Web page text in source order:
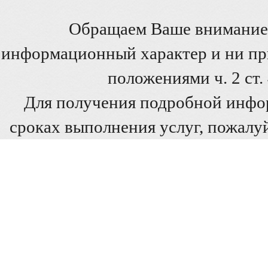
Обращаем Ваше внимание
информационный характер и ни
положениями ч. 2
Для получения подробной
сроках выполнения услуг,